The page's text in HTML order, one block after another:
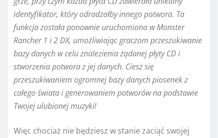
identyfikator, który odradzałby innego potwora. Ta
funkcja została ponownie uruchomiona w Monster
Rancher 1 i 2 DX, umożliwiając graczom przeszukiwanie
bazy danych w celu znalezienia żądanej płyty CD i
stworzenia potwora z jej danych. Ciesz się
przeszukiwaniem ogromnej bazy danych piosenek z
całego świata i generowaniem potworów na podstawie
Twojej ulubionej muzyki!
Więc chociaż nie będziesz w stanie zaciąć swojej